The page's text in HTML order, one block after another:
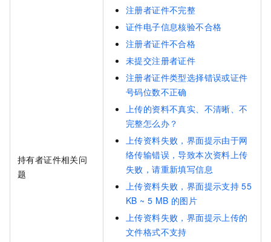
持有者证件相关问
题
注册者证件不完整
证件电子信息核验不合格
注册者证件不合格
未提交注册者证件
注册者证件类型选择错误或证件
号码位数不正确
上传的资料不真实、不清晰、不
完整怎么办？
上传资料失败，界面提示由于网
络传输错误，导致本次资料上传
失败，请重新填写信息
上传资料失败，界面提示支持 55
KB ~ 5 MB 的图片
上传资料失败，界面提示上传的
文件格式不支持